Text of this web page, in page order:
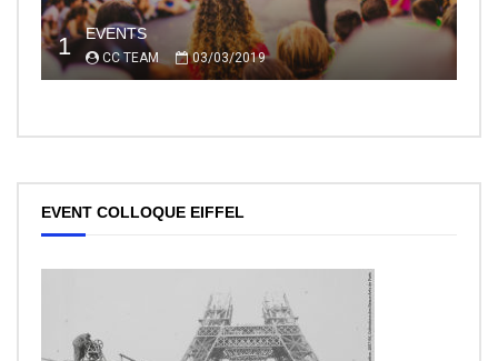
1 EVENTS
CC TEAM 03/03/2019
EVENT COLLOQUE EIFFEL